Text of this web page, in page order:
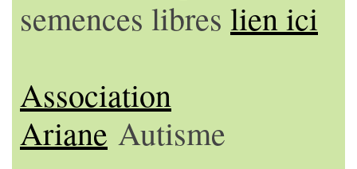
semences libres lien ici
Association
Ariane Autisme